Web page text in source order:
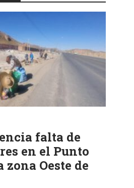
falta de
en el Punto
zona Oeste de